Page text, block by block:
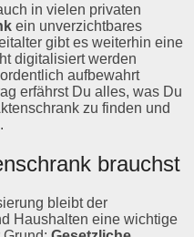
in vielen privaten
ein unverzichtbares
gibt es weiterhin eine
digitalisiert werden
aufbewahrt
erfährst Du alles, was Du
zu finden und
brauchst
bleibt der
Haushalten eine wichtige